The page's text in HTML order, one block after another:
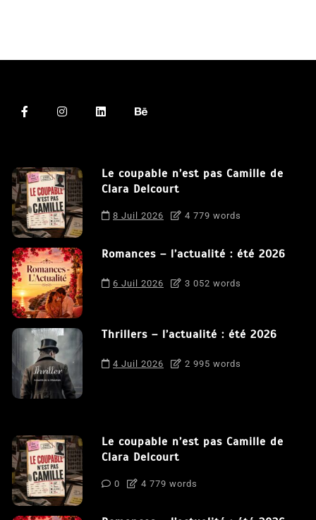
Le coupable n’est pas Camille de
Clara Delcourt
8 Juil 2026 4 779 words
Romances – l’actualité : été 2026
6 Juil 2026 3 052 words
Thrillers – l’actualité : été 2026
4 Juil 2026 2 995 words
Le coupable n’est pas Camille de
Clara Delcourt
0 4 779 words